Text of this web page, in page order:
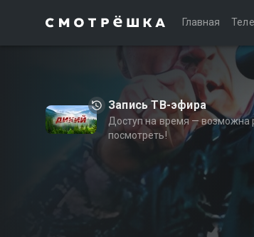
Главная
Запись ТВ-эфира
Доступ на время — возможна
посмотреть!